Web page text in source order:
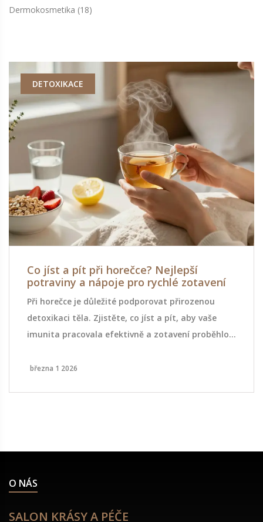
Dermokosmetika (18)
DETOXIKACE
Co jíst a pít při horečce? Nejlepší
potraviny a nápoje pro rychlé zotavení
Při horečce je důležité podporovat přirozenou
detoxikaci těla. Zjistěte, co jíst a pít, aby vaše
imunita pracovala efektivně a zotavení proběhlo
března 1 2026
O NÁS
SALON KRÁSY A PÉČE